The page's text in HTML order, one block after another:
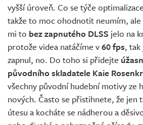
vyšší úroveň. Co se týče
takže to moc ohodnotit neumím, ale
mi to bez zapnutého DLSS jelo na
protože videa natáčíme v60 fps, tak
zapnul, no. Do toho si přidejte
původního skladatele Kaie
všechny původní hudební motivy ze
nových. Často se přistihnete, že jen
útesu a kocháte se nádherou a